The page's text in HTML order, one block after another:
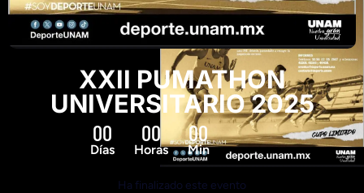
XXII PUMATHON
UNIVERSITARIO 2025
00
Días
00
Horas
00
Min
Ha finalizado este evento